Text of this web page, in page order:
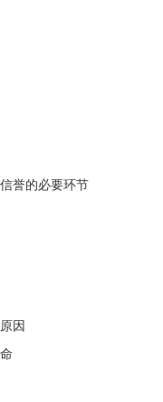
誉的必要环节
因